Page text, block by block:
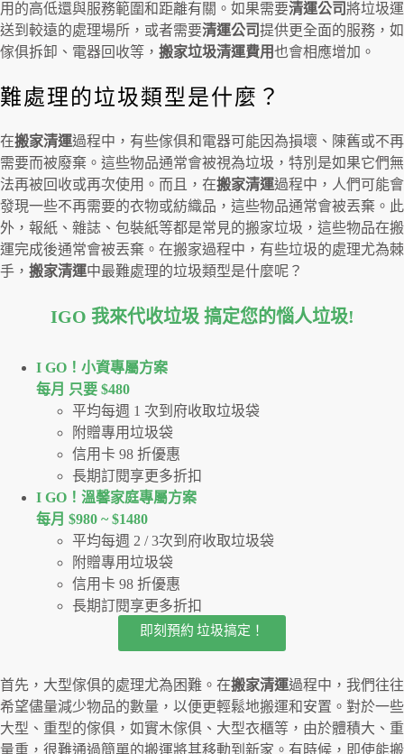
用的高低還與服務範圍和距離有關。如果需要清運公司將垃圾運
送到較遠的處理場所，或者需要清運公司提供更全面的服務，如
傢俱拆卸、電器回收等， 搬家垃圾清運費用也會相應增加。
難處理的垃圾類型是什麼？
在搬家清運過程中，有些傢俱和電器可能因為損壞、陳舊或不再
需要而被廢棄。這些物品通常會被視為垃圾，特別是如果它們無
法再被回收或再次使用。而且，在搬家清運過程中，人們可能會
發現一些不再需要的衣物或紡織品，這些物品通常會被丟棄。此
外，報紙、雜誌、包裝紙等都是常見的搬家垃圾，這些物品在搬
運完成後通常會被丟棄。在搬家過程中，有些垃圾的處理尤為棘
手， 搬家清運中最難處理的垃圾類型是什麼呢？
IGO 我來代收垃圾 搞定您的惱人垃圾!
I GO！⼩資專屬⽅案
每月 只要 $480
平均每週 1 次到府收取垃圾袋
附贈專用垃圾袋
信用卡 98 折優惠
長期訂閱享更多折扣
I GO！溫馨家庭專屬方案
每月 $980 ~ $1480
平均每週 2 / 3次到府收取垃圾袋
附贈專用垃圾袋
信用卡 98 折優惠
長期訂閱享更多折扣
即刻預約 垃圾搞定！
首先，大型傢俱的處理尤為困難。在搬家清運過程中，我們往往
希望儘量減少物品的數量，以便更輕鬆地搬運和安置。對於一些
大型、重型的傢俱，如實木傢俱、大型衣櫃等，由於體積大、重
量重，很難通過簡單的搬運將其移動到新家。有時候，即使能搬